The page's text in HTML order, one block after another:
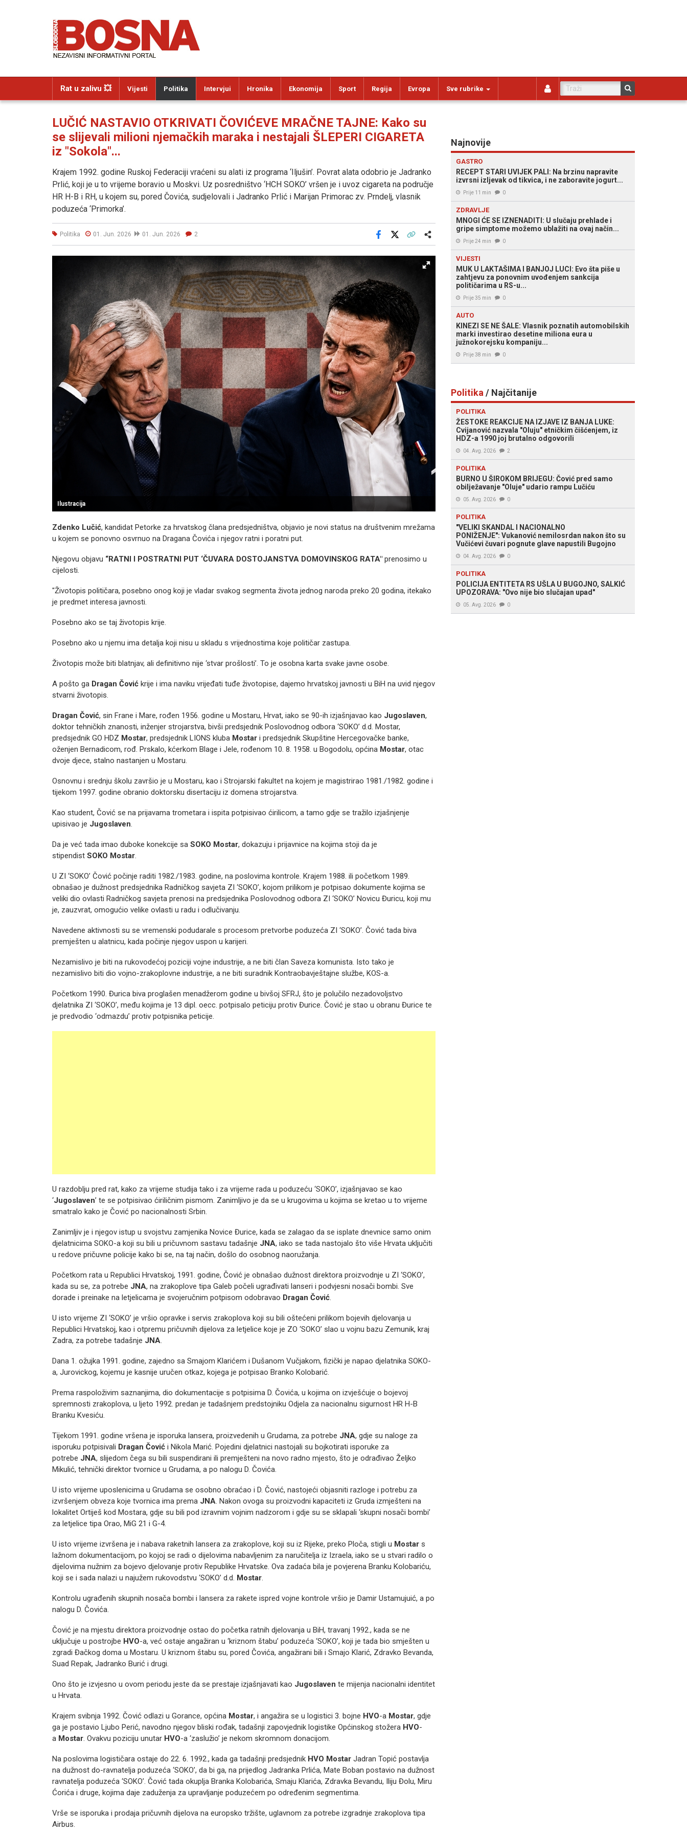
Rat u zalivu 💥 Vijesti Politika Intervjui Hronika Ekonomija Sport Regija Evropa Sve rubrike
LUČIĆ NASTAVIO OTKRIVATI ČOVIĆEVE MRAČNE TAJNE: Kako su
se slijevali milioni njemačkih maraka i nestajali ŠLEPERI CIGARETA
iz "Sokola"...
Krajem 1992. godine Ruskoj Federaciji vraćeni su alati iz programa ‘Iljušin’. Povrat alata odobrio je Jadranko
Prlić, koji je u to vrijeme boravio u Moskvi. Uz posredništvo ‘HCH SOKO’ vršen je i uvoz cigareta na područje
HR H-B i RH, u kojem su, pored Čovića, sudjelovali i Jadranko Prlić i Marijan Primorac zv. Prndelj, vlasnik
poduzeća ‘Primorka’.
Politika 01. Jun. 2026 01. Jun. 2026 2
Facebook
Ilustracija
Zdenko Lučić, kandidat Petorke za hrvatskog člana predsjedništva, objavio je novi status na društvenim mrežama
u kojem se ponovno osvrnuo na Dragana Čovića i njegov ratni i poratni put.
Njegovu objavu “RATNI I POSTRATNI PUT ‘ČUVARA DOSTOJANSTVA DOMOVINSKOG RATA" prenosimo u
cijelosti.
"Životopis političara, posebno onog koji je vladar svakog segmenta života jednog naroda preko 20 godina, itekako
je predmet interesa javnosti.
Posebno ako se taj životopis krije.
Posebno ako u njemu ima detalja koji nisu u skladu s vrijednostima koje političar zastupa.
Životopis može biti blatnjav, ali definitivno nije ‘stvar prošlosti’. To je osobna karta svake javne osobe.
A pošto ga Dragan Čović krije i ima naviku vrijeđati tuđe životopise, dajemo hrvatskoj javnosti u BiH na uvid njegov
stvarni životopis.
Dragan Čović, sin Frane i Mare, rođen 1956. godine u Mostaru, Hrvat, iako se 90-ih izjašnjavao kao Jugoslaven,
doktor tehničkih znanosti, inženjer strojarstva, bivši predsjednik Poslovodnog odbora ‘SOKO’ d.d. Mostar,
predsjednik GO HDZ Mostar, predsjednik LIONS kluba Mostar i predsjednik Skupštine Hercegovačke banke,
oženjen Bernadicom, rođ. Prskalo, kćerkom Blage i Jele, rođenom 10. 8. 1958. u Bogodolu, općina Mostar, otac
dvoje djece, stalno nastanjen u Mostaru.
Osnovnu i srednju školu završio je u Mostaru, kao i Strojarski fakultet na kojem je magistrirao 1981./1982. godine i
tijekom 1997. godine obranio doktorsku disertaciju iz domena strojarstva.
Kao student, Čović se na prijavama trometara i ispita potpisivao ćirilicom, a tamo gdje se tražilo izjašnjenje
upisivao je Jugoslaven.
Da je već tada imao duboke konekcije sa SOKO Mostar, dokazuju i prijavnice na kojima stoji da je
stipendist SOKO Mostar.
U ZI ‘SOKO’ Čović počinje raditi 1982./1983. godine, na poslovima kontrole. Krajem 1988. ili početkom 1989.
obnašao je dužnost predsjednika Radničkog savjeta ZI ‘SOKO’, kojom prilikom je potpisao dokumente kojima se
veliki dio ovlasti Radničkog savjeta prenosi na predsjednika Poslovodnog odbora ZI ‘SOKO’ Novicu Đuricu, koji mu
je, zauzvrat, omogućio velike ovlasti u radu i odlučivanju.
Navedene aktivnosti su se vremenski podudarale s procesom pretvorbe poduzeća ZI ‘SOKO’. Čović tada biva
premješten u alatnicu, kada počinje njegov uspon u karijeri.
Nezamislivo je biti na rukovodećoj poziciji vojne industrije, a ne biti član Saveza komunista. Isto tako je
nezamislivo biti dio vojno-zrakoplovne industrije, a ne biti suradnik Kontraobavještajne službe, KOS-a.
Početkom 1990. Đurica biva proglašen menadžerom godine u bivšoj SFRJ, što je polučilo nezadovoljstvo
djelatnika ZI ‘SOKO’, među kojima je 13 dipl. oecc. potpisalo peticiju protiv Đurice. Čović je stao u obranu Đurice te
je predvodio ‘odmazdu’ protiv potpisnika peticije.
U razdoblju pred rat, kako za vrijeme studija tako i za vrijeme rada u poduzeću ‘SOKO’, izjašnjavao se kao
‘Jugoslaven’ te se potpisivao ćiriličnim pismom. Zanimljivo je da se u krugovima u kojima se kretao u to vrijeme
smatralo kako je Čović po nacionalnosti Srbin.
Zanimljiv je i njegov istup u svojstvu zamjenika Novice Đurice, kada se zalagao da se isplate dnevnice samo onim
djelatnicima SOKO-a koji su bili u pričuvnom sastavu tadašnje JNA, iako se tada nastojalo što više Hrvata uključiti
u redove pričuvne policije kako bi se, na taj način, došlo do osobnog naoružanja.
Početkom rata u Republici Hrvatskoj, 1991. godine, Čović je obnašao dužnost direktora proizvodnje u ZI ‘SOKO’,
kada su se, za potrebe JNA, na zrakoplove tipa Galeb počeli ugrađivati lanseri i podvjesni nosači bombi. Sve
dorade i preinake na letjelicama je svojeručnim potpisom odobravao Dragan Čović.
U isto vrijeme ZI ‘SOKO’ je vršio opravke i servis zrakoplova koji su bili oštećeni prilikom bojevih djelovanja u
Republici Hrvatskoj, kao i otpremu pričuvnih dijelova za letjelice koje je ZO ‘SOKO’ slao u vojnu bazu Zemunik, kraj
Zadra, za potrebe tadašnje JNA.
Dana 1. ožujka 1991. godine, zajedno sa Smajom Klarićem i Dušanom Vučjakom, fizički je napao djelatnika SOKO-
a, Jurovickog, kojemu je kasnije uručen otkaz, kojega je potpisao Branko Kolobarić.
Prema raspoloživim saznanjima, dio dokumentacije s potpisima D. Čovića, u kojima on izvješćuje o bojevoj
spremnosti zrakoplova, u ljeto 1992. predan je tadašnjem predstojniku Odjela za nacionalnu sigurnost HR H-B
Branku Kvesiću.
Tijekom 1991. godine vršena je isporuka lansera, proizvedenih u Grudama, za potrebe JNA, gdje su naloge za
isporuku potpisivali Dragan Čović i Nikola Marić. Pojedini djelatnici nastojali su bojkotirati isporuke za
potrebe JNA, slijedom čega su bili suspendirani ili premješteni na novo radno mjesto, što je odrađivao Željko
Mikulić, tehnički direktor tvornice u Grudama, a po nalogu D. Čovića.
U isto vrijeme uposlenicima u Grudama se osobno obraćao i D. Čović, nastojeći objasniti razloge i potrebu za
izvršenjem obveza koje tvornica ima prema JNA. Nakon ovoga su proizvodni kapaciteti iz Gruda izmješteni na
lokalitet Ortiješ kod Mostara, gdje su bili pod izravnim vojnim nadzorom i gdje su se sklapali ‘skupni nosači bombi’
za letjelice tipa Orao, MiG 21 i G-4.
U isto vrijeme izvršena je i nabava raketnih lansera za zrakoplove, koji su iz Rijeke, preko Ploča, stigli u Mostar s
lažnom dokumentacijom, po kojoj se radi o dijelovima nabavljenim za naručitelja iz Izraela, iako se u stvari radilo o
dijelovima nužnim za bojevo djelovanje protiv Republike Hrvatske. Ova zadaća bila je povjerena Branku Kolobariću,
koji se i sada nalazi u najužem rukovodstvu ‘SOKO’ d.d. Mostar.
Kontrolu ugrađenih skupnih nosača bombi i lansera za rakete ispred vojne kontrole vršio je Damir Ustamujuić, a po
nalogu D. Čovića.
Čović je na mjestu direktora proizvodnje ostao do početka ratnih djelovanja u BiH, travanj 1992., kada se ne
uključuje u postrojbe HVO-a, već ostaje angažiran u ‘kriznom štabu’ poduzeća ‘SOKO’, koji je tada bio smješten u
zgradi Đačkog doma u Mostaru. U kriznom štabu su, pored Čovića, angažirani bili i Smajo Klarić, Zdravko Bevanda,
Suad Repak, Jadranko Burić i drugi.
Ono što je izvjesno u ovom periodu jeste da se prestaje izjašnjavati kao Jugoslaven te mijenja nacionalni identitet
u Hrvata.
Krajem svibnja 1992. Čović odlazi u Gorance, općina Mostar, i angažira se u logistici 3. bojne HVO-a Mostar, gdje
ga je postavio Ljubo Perić, navodno njegov bliski rođak, tadašnji zapovjednik logistike Općinskog stožera HVO-
a Mostar. Ovakvu poziciju unutar HVO-a ‘zaslužio’ je nekom skromnom donacijom.
Na poslovima logističara ostaje do 22. 6. 1992., kada ga tadašnji predsjednik HVO Mostar Jadran Topić postavlja
na dužnost do-ravnatelja poduzeća ‘SOKO’, da bi ga, na prijedlog Jadranka Prlića, Mate Boban postavio na dužnost
ravnatelja poduzeća ‘SOKO’. Čović tada okuplja Branka Kolobarića, Smaju Klarića, Zdravka Bevandu, Iliju Đolu, Miru
Ćorića i druge, kojima daje zaduženja za upravljanje poduzećem po određenim segmentima.
Vrše se isporuka i prodaja pričuvnih dijelova na europsko tržište, uglavnom za potrebe izgradnje zrakoplova tipa
Airbus.
Najnovije
GASTRO
RECEPT STARI UVIJEK PALI: Na brzinu napravite
izvrsni izljevak od tikvica, i ne zaboravite jogurt...
Prije 11 min 0
ZDRAVLJE
MNOGI ĆE SE IZNENADITI: U slučaju prehlade i
gripe simptome možemo ublažiti na ovaj način...
Prije 24 min 0
VIJESTI
MUK U LAKTAŠIMA I BANJOJ LUCI: Evo šta piše u
zahtjevu za ponovnim uvođenjem sankcija
političarima u RS-u...
Prije 35 min 0
AUTO
KINEZI SE NE ŠALE: Vlasnik poznatih automobilskih
marki investirao desetine miliona eura u
južnokorejsku kompaniju...
Prije 38 min 0
Politika / Najčitanije
POLITIKA
ŽESTOKE REAKCIJE NA IZJAVE IZ BANJA LUKE:
Cvijanović nazvala "Oluju" etničkim čišćenjem, iz
HDZ-a 1990 joj brutalno odgovorili
04. Avg. 2026 2
POLITIKA
BURNO U ŠIROKOM BRIJEGU: Čović pred samo
obilježavanje "Oluje" udario rampu Lučiću
05. Avg. 2026 0
POLITIKA
"VELIKI SKANDAL I NACIONALNO
PONIŽENJE": Vukanović nemilosrdan nakon što su
Vučićevi čuvari pognute glave napustili Bugojno
04. Avg. 2026 0
POLITIKA
POLICIJA ENTITETA RS UŠLA U BUGOJNO, SALKIĆ
UPOZORAVA: "Ovo nije bio slučajan upad"
05. Avg. 2026 0